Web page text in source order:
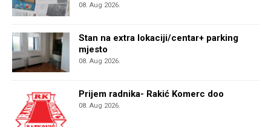
08. Aug 2026.
Stan na extra lokaciji/centar+ parking
mjesto
08. Aug 2026.
Prijem radnika- Rakić Komerc doo
08. Aug 2026.